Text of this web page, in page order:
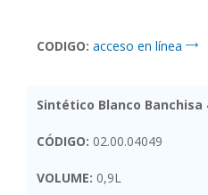
CODIGO: acceso en línea
Sintético Blanco Banchisa
CÓDIGO: 02.00.04049
VOLUME: 0,9L